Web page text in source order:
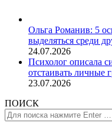
Ольга Романив: 5
выделяться среди
24.07.2026
Психолог описала
отстаивать личные
23.07.2026
ПОИСК
Поиск: